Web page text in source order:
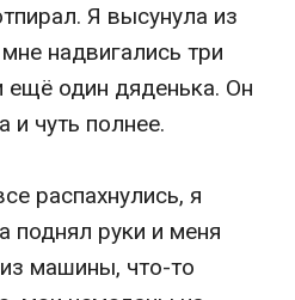
Я высунула из
надвигались три
ещё один дяденька. Он
и чуть полнее.
распахнулись, я
поднял руки и меня
машины, что-то